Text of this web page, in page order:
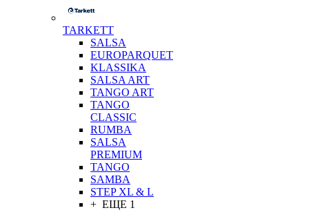
TARKETT
SALSA
EUROPARQUET
KLASSIKA
SALSA ART
TANGO ART
TANGO
CLASSIC
RUMBA
SALSA
PREMIUM
TANGO
SAMBA
STEP XL & L
+ ЕЩЕ 1